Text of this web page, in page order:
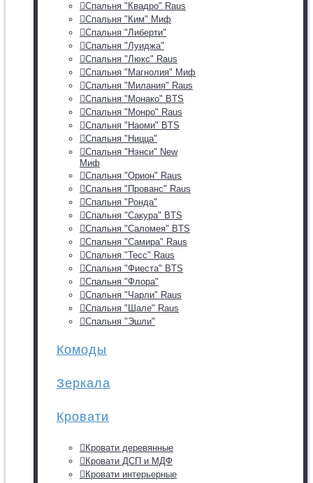
Спальня "Квадро" Raus
Спальня "Ким" Миф
Спальня "Либерти"
Спальня "Луиджа"
Спальня "Люкс" Raus
Спальня "Магнолия" Миф
Спальня "Милания" Raus
Спальня "Монако" BTS
Спальня "Монро" Raus
Спальня "Наоми" BTS
Спальня "Ницца"
Спальня "Нэнси" New
Миф
Спальня "Орион" Raus
Спальня "Прованс" Raus
Спальня "Ронда"
Спальня "Сакура" BTS
Спальня "Саломея" BTS
Спальня "Самира" Raus
Спальня "Тесс" Raus
Спальня "Фиеста" BTS
Спальня "Флора"
Спальня "Чарли" Raus
Спальня "Шале" Raus
Спальня "Эшли"
Комоды
Зеркала
Кровати
Кровати деревянные
Кровати ДСП и МДФ
Кровати интерьерные